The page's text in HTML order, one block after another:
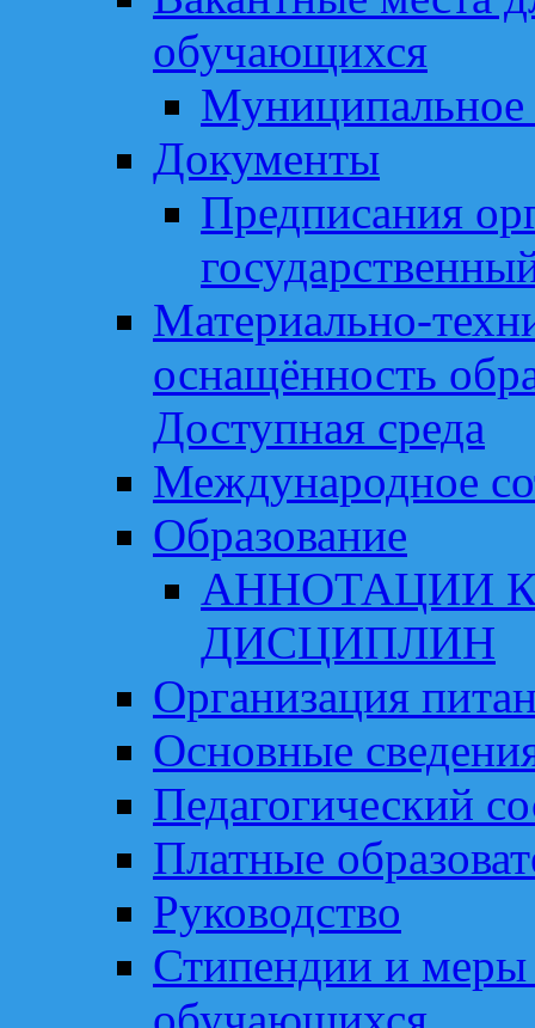
обучающихся
Муниципальное
Документы
Предписания
Материально-
оснащённость
Доступная среда
Международное
Образование
АННОТАЦИИ
ДИСЦИПЛИН
Организация
Основные
Педагогический
Платные
Руководство
Стипендии и